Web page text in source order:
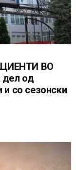
ВО
дел од
со сезонски